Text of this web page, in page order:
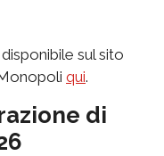
sul sito
qui.
di